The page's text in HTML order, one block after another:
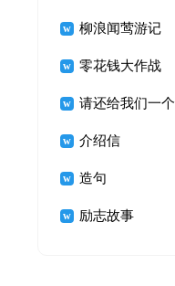
文800字
柳浪闻莺游记
零花钱大作战
请还给我们一个
美丽的家
介绍信
造句
励志故事